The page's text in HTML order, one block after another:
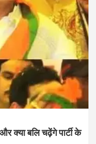
क्या बलि चढ़ेंगे पार्टी के